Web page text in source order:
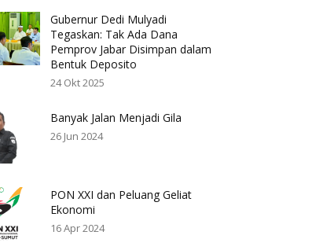
Gubernur Dedi Mulyadi
Tegaskan: Tak Ada Dana
Pemprov Jabar Disimpan dalam
Bentuk Deposito
24 Okt 2025
Banyak Jalan Menjadi Gila
26 Jun 2024
PON XXI dan Peluang Geliat
Ekonomi
16 Apr 2024